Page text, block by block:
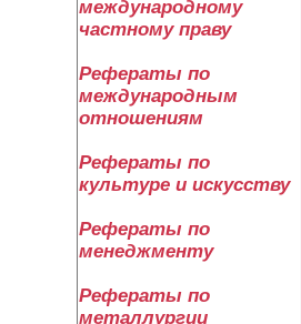
международному
частному праву
Рефераты по
международным
отношениям
Рефераты по
культуре и искусству
Рефераты по
менеджменту
Рефераты по
металлургии